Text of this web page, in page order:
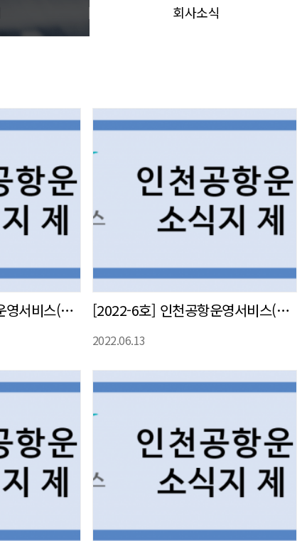
회사소식
[2022-7호] 인천공항운영서비스(주) 사내 소식지 발간 [2022-6호] 인천공항운영서비스(주) 사내 소식지 발간
2022.06.13